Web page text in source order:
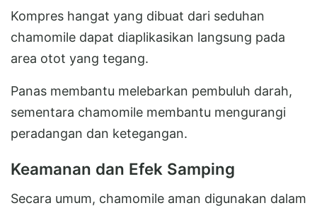
Kompres hangat yang dibuat dari seduhan
chamomile dapat diaplikasikan langsung pada
area otot yang tegang.
Panas membantu melebarkan pembuluh darah,
sementara chamomile membantu mengurangi
peradangan dan ketegangan.
Keamanan dan Efek Samping
Secara umum, chamomile aman digunakan dalam